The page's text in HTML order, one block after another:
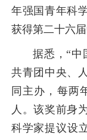
年强国青年科
获得第二十六
据悉，“中
共青团中央、
同主办，每两
人。该奖前身
科学家提议设